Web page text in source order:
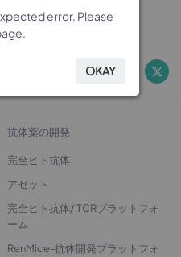
法開発へ
抗体薬の開発
完全ヒト抗体
アセット
完全ヒト抗体/ TCRプラットフォ
ーム
RenMice-抗体開発プラットフォ
error. Please
OKAY
error. Please
OKAY
error. Please
OKAY
error. Please
OKAY